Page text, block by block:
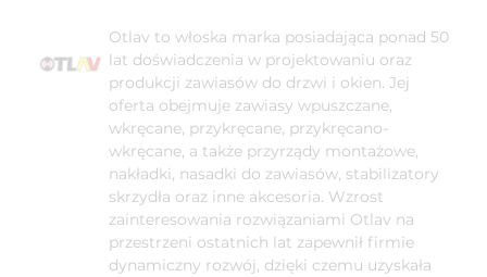
Otlav to włoska marka posiadająca ponad 50
lat doświadczenia w projektowaniu oraz
produkcji zawiasów do drzwi i okien. Jej
oferta obejmuje zawiasy wpuszczane,
wkręcane, przykręcane, przykręcano-
wkręcane, a także przyrządy montażowe,
nakładki, nasadki do zawiasów, stabilizatory
skrzydła oraz inne akcesoria. Wzrost
zainteresowania rozwiązaniami Otlav na
przestrzeni ostatnich lat zapewnił firmie
dynamiczny rozwój, dzięki czemu uzyskała